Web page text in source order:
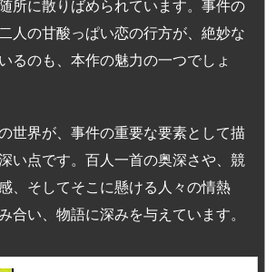
所に散りばめられています。事件の
人の甘酸っぱい恋の行方が、絶妙な
るのも、本作の魅力の一つでしょ
世界が、事件の重要な要素として描
い点です。百人一首の奥深さや、競
、そしてそこに懸ける人々の情熱
合い、物語に深みを与えています。